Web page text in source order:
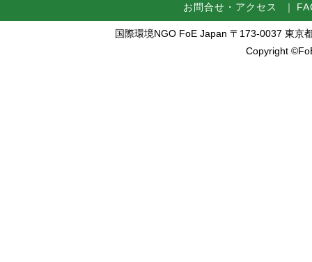
お問合せ・アクセス
国際環境NGO FoE Japan 〒173-0037 東
Copyright